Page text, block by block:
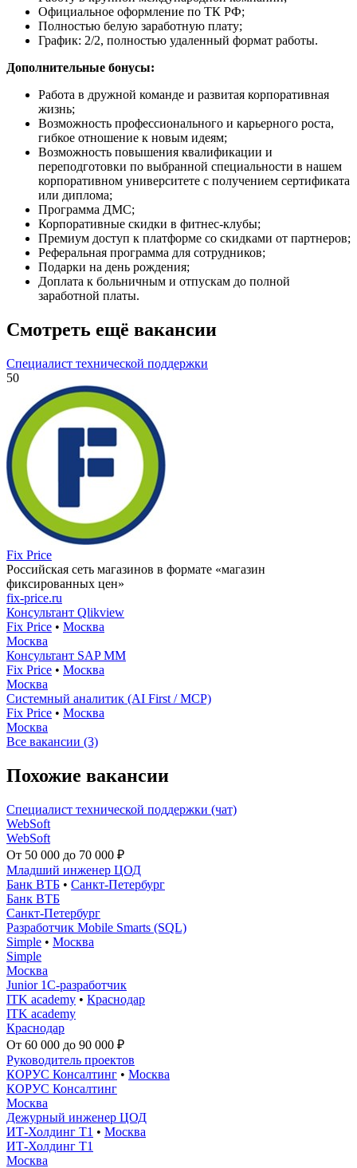
Официальное оформление по ТК РФ;
Полностью белую заработную плату;
График: 2/2, полностью удаленный формат работы.
Дополнительные бонусы:
Работа в дружной команде и развитая корпоративная
жизнь;
Возможность профессионального и карьерного роста,
гибкое отношение к новым идеям;
Возможность повышения квалификации и
переподготовки по выбранной специальности в нашем
корпоративном университете с получением сертификата
или диплома;
Программа ДМС;
Корпоративные скидки в фитнес-клубы;
Премиум доступ к платформе со скидками от партнеров;
Реферальная программа для сотрудников;
Подарки на день рождения;
Доплата к больничным и отпускам до полной
заработной платы.
Смотреть ещё вакансии
Специалист технической поддержки
50
Fix Price
Российская сеть магазинов в формате «магазин
фиксированных цен»
fix-price.ru
Консультант Qlikview
Fix Price • Москва
Москва
Консультант SAP MM
Fix Price • Москва
Москва
Системный аналитик (AI First / MCP)
Fix Price • Москва
Москва
Все вакансии (3)
Похожие вакансии
Специалист технической поддержки (чат)
WebSoft
WebSoft
От 50 000 до 70 000 ₽
Младший инженер ЦОД
Банк ВТБ • Санкт-Петербург
Банк ВТБ
Санкт-Петербург
Разработчик Mobile Smarts (SQL)
Simple • Москва
Simple
Москва
Junior 1С-разработчик
ITK academy • Краснодар
ITK academy
Краснодар
От 60 000 до 90 000 ₽
Руководитель проектов
КОРУС Консалтинг • Москва
КОРУС Консалтинг
Москва
Дежурный инженер ЦОД
ИТ-Холдинг Т1 • Москва
ИТ-Холдинг Т1
Москва